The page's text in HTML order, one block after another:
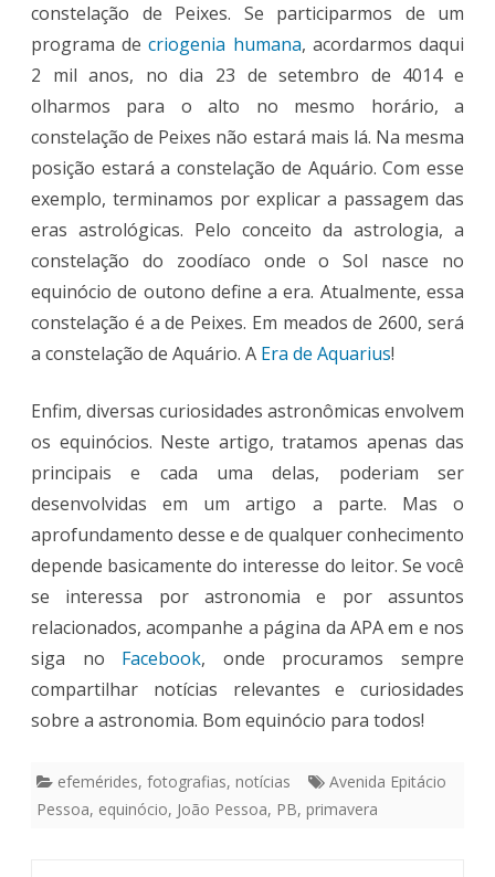
constelação de Peixes. Se participarmos de um
programa decriogenia humana, acordarmos daqui
2 mil anos, no dia 23 de setembro de 4014 e
olharmos para o alto no mesmo horário, a
constelação de Peixes não estará mais lá. Na mesma
posição estará a constelação de Aquário. Com esse
exemplo, terminamos por explicar a passagem das
eras astrológicas. Pelo conceito da astrologia, a
constelação do zoodíaco onde o Sol nasce no
equinócio de outono define a era. Atualmente, essa
constelação é a de Peixes. Em meados de 2600, será
a constelação de Aquário. A Era de Aquarius!
Enfim, diversas curiosidades astronômicas envolvem
os equinócios. Neste artigo, tratamos apenas das
principais e cada uma delas, poderiam ser
desenvolvidas em um artigo a parte. Mas o
aprofundamento desse e de qualquer conhecimento
depende basicamente do interesse do leitor. Se você
se interessa por astronomia e por assuntos
relacionados, acompanhe a página da APA em e nos
siga no Facebook, onde procuramos sempre
compartilhar notícias relevantes e curiosidades
sobre a astronomia. Bom equinócio para todos!
efemérides, fotografias, notícias
Avenida Epitácio
Pessoa, equinócio, João Pessoa, PB, primavera